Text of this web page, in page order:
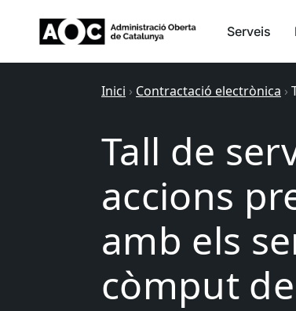
Serveis
Inici › Contractació electrònica ›
Tall de
accions
amb els
còmput